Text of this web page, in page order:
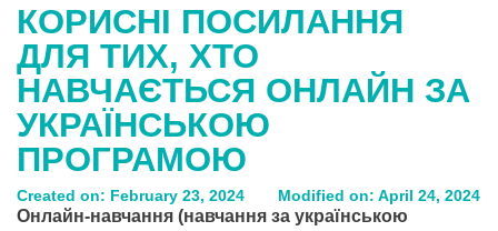
КОРИСНІ ПОСИЛАННЯ
ДЛЯ ТИХ, ХТО
НАВЧАЄТЬСЯ ОНЛАЙН ЗА
УКРАЇНСЬКОЮ
ПРОГРАМОЮ
Created on: February 23, 2024 Modified on: April 24, 2024
Онлайн-навчання (навчання за українською